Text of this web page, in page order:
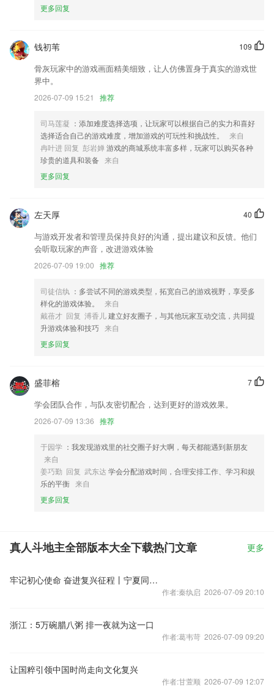
真人斗地主全部版本大全下载更新了什么?
新增栏目添加“桌面快捷方式”；
修复安图文直播全屏截图后分享会导致app崩溃且无法保存到本地问题
扩大读书范围，增加读书体验！
修护以知的bug。
以上就是真人斗地主全部版本大全下载的介绍，如果您喜欢这款软件，您
可以到应用商店进行打分评论，说出您的使用经历，以帮助我们更好的对
产品进行优化修改。
更多回复
109
钱初苇
骨灰玩家中的游戏画面精美细致，让人仿佛置身于真实的游戏世
界中。
2026-07-09 15:21 推荐
司马莲凝 ：添加难度选择选项，让玩家可以根据自己的实力和喜好
选择适合自己的游戏难度，增加游戏的可玩性和挑战性。
来自
冉叶进 回复 彭岩婵 游戏的商城系统丰富多样，玩家可以购买各种
珍贵的道具和装备 来自
更多回复
40
左天厚
与游戏开发者和管理员保持良好的沟通，提出建议和反馈。他们
会听取玩家的声音，改进游戏体验
2026-07-09 19:00 推荐
司徒信纨 ：多尝试不同的游戏类型，拓宽自己的游戏视野，享受多
样化的游戏体验。
来自
戴蓓才 回复 溥香儿建立好友圈子，与其他玩家互动交流，共同提
升游戏体验和技巧 来自
更多回复
7
盛菲榕
学会团队合作，与队友密切配合，达到更好的游戏效果。
2026-07-09 13:36 推荐
于园学 ：我发现游戏里的社交圈子好大啊，每天都能遇到新朋友
来自
姜巧勤 回复 武东达 学会分配游戏时间，合理安排工作、学习和娱
乐的平衡 来自
更多回复
真人斗地主全部版本大全下载热门文章 更多
牢记初心使命 奋进复兴征程丨宁夏同心：号角声声奏响奋进乐章
作者:秦纨启 2026-07-09 20:10
浙江：5万碗腊八粥 排一夜就为这一口
作者:葛韦苛 2026-07-09 09:20
让国粹引领中国时尚走向文化复兴
作者:甘萱顺 2026-07-09 12:07